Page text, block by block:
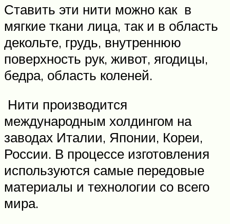
Ставить эти нити можно как в
мягкие ткани лица, так и в область
декольте, грудь, внутреннюю
поверхность рук, живот, ягодицы,
бедра, область коленей.
Нити производится
международным холдингом на
заводах Италии, Японии, Кореи,
России. В процессе изготовления
используются самые передовые
материалы и технологии со всего
мира.